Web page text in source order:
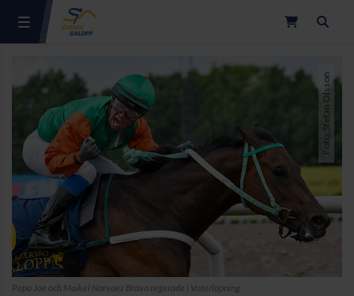
Foto: Stefan Olsson
Papa Joe och Maikel Narvaez Bravo regerade i Voterlöpning.